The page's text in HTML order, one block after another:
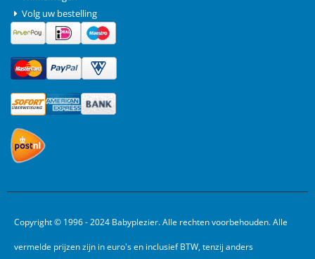
Volg uw bestelling
Copyright © 1996 - 2024 Babyplezier. Alle rechten voorbehouden. Alle
vermelde prijzen zijn in euro's en inclusief BTW, tenzij anders